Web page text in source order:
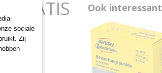
GRATIS Ook interessant
sociale
Zij